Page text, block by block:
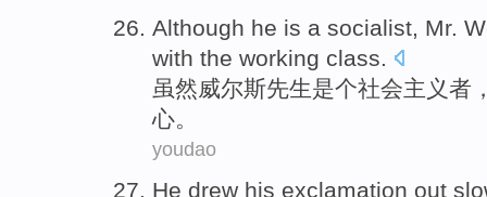
Although he is a socialist, Mr.
with the working class.
虽然威尔斯先生是个社会主义者
心。
youdao
He drew his exclamation out